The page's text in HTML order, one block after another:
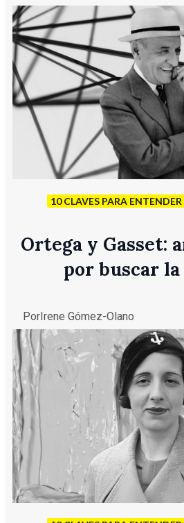
10 CLAVES PARA
Ortega y Gasset:
por buscar
PorIrene Gómez-Olano